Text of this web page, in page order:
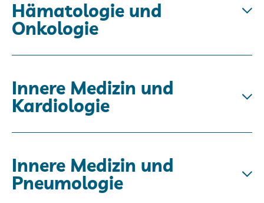
Hämatologie und
Onkologie
Innere Medizin und
Kardiologie
Innere Medizin und
Pneumologie